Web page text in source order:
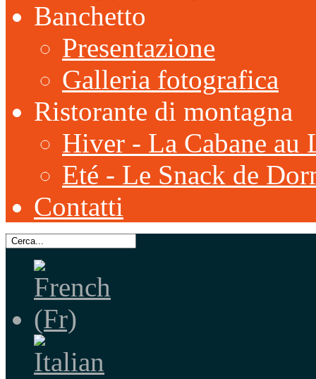
Banchetto
Presentazione
Galleria fotografica
Ristorante di montagna
Hiver - La Cabane au
Eté - Le Snack de
Contatti